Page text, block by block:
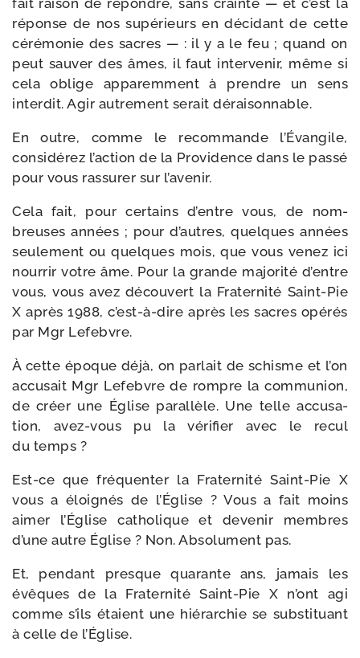
fait rai­son de répondre, sans crainte — et c’est la
réponse de nos supé­rieurs en déci­dant de cette
céré­mo­nie des sacres — : il y a le feu ; quand on
peut sau­ver des âmes, il faut inter­ve­nir, même si
cela oblige appa­rem­ment à prendre un sens
inter­dit. Agir autre­ment serait déraisonnable.
En outre, comme le recom­mande l’Évangile,
consi­dé­rez l’ac­tion de la Providence dans le pas­sé
pour vous ras­su­rer sur l’avenir.
Cela fait, pour cer­tains d’entre vous, de nom­
breuses années ; pour d’autres, quelques années
seule­ment ou quelques mois, que vous venez ici
nour­rir votre âme. Pour la grande majo­ri­té d’entre
vous, vous avez décou­vert la Fraternité Saint-​Pie
X après 1988, c’est-​à-​dire après les sacres opé­rés
par Mgr Lefebvre.
À cette époque déjà, on par­lait de schisme et l’on
accu­sait Mgr Lefebvre de rompre la com­mu­nion,
de créer une Église paral­lèle. Une telle accu­sa­
tion, avez-​vous pu la véri­fier avec le recul
du temps ?
Est-​ce que fré­quen­ter la Fraternité Saint-​Pie X
vous a éloi­gnés de l’Église ? Vous a fait moins
aimer l’Église catho­lique et deve­nir membres
d’une autre Église ? Non. Absolument pas.
Et, pen­dant presque qua­rante ans, jamais les
évêques de la Fraternité Saint-​Pie X n’ont agi
comme s’ils étaient une hié­rar­chie se sub­sti­tuant
à celle de l’Église.